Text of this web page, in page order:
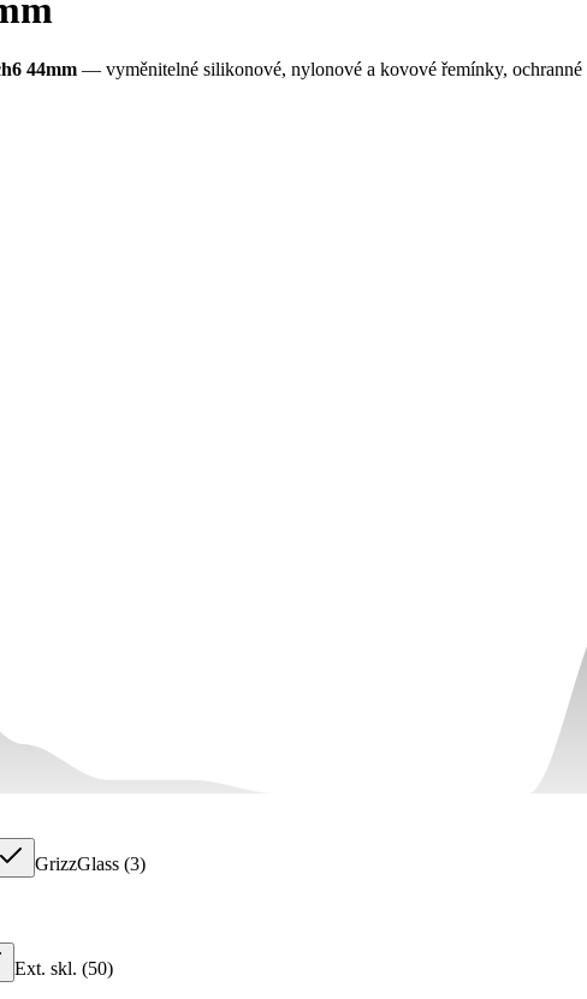
44mm — vyměnitelné silikonové, nylonové a kovové řemínky,
GrizzGlass (3)
Ext. skl. (50)